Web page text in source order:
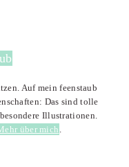
Auf mein feenstaub
Das sind tolle
Illustrationen.
über mich .